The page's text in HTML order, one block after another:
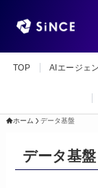
TOP AIエージェ
ホーム データ基盤
データ基盤